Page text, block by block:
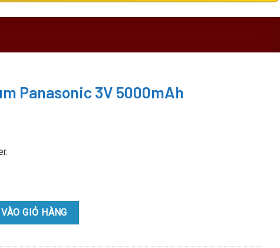
Panasonic 3V 5000mAh
3V 5000mAh quantity
GIỎ HÀNG